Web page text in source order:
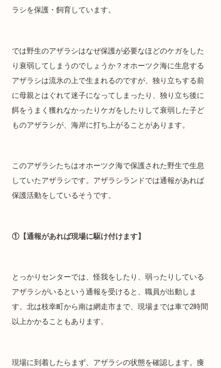
ラシを保護・飼育しています。
では野生のアザラシはなぜ保護が必要なほどのケガをした
り衰弱してしまうのでしょうか？オホーツク海に生息する
アザラシは流氷の上で生まれるのですが、独り立ちする前
に母親とはぐれて迷子になってしまったり、独り立ち後に
餌をうまく獲れなかったりケガをしたりして衰弱した子ど
ものアザラシが、海岸に打ち上がることがあります。
このアザラシたちはオホーツク海で保護された野生で生息
していたアザラシです。アザラシランドでは通報があれば
保護活動をしているそうです。
①【通報があれば現場に駆け付けます】
とっかりセンターでは、怪我をしたり、弱ったりしている
アザラシがいるという通報を受けると、職員が出動しま
す。北は枝幸町から南は網走市まで、現場までは車で2時間
以上かかることもあります。
現場に到着したらまず、アザラシの状態を確認します。痩